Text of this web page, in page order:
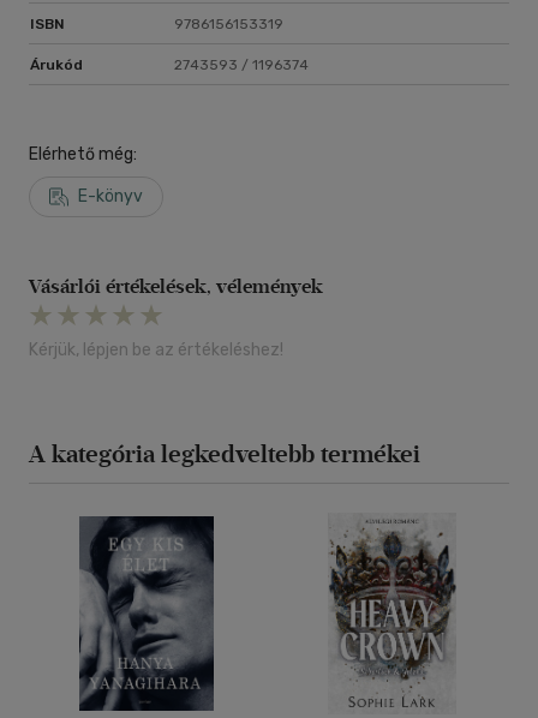
ISBN 9786156153319
Árukód 2743593 / 1196374
Elérhető még:
E-könyv
Vásárlói értékelések, vélemények
Kérjük, lépjen be az értékeléshez!
A kategória legkedveltebb termékei